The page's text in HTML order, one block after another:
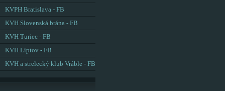
KVPH Bratislava - FB
KVH Slovenská brána - FB
KVH Turiec - FB
KVH Liptov - FB
KVH a strelecký klub Vráble - FB